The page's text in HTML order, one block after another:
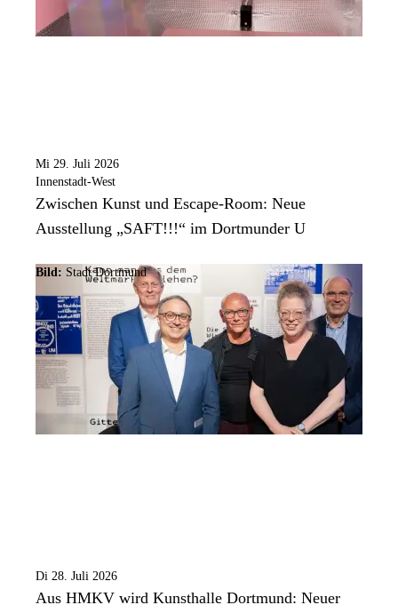
Mi 29. Juli 2026
Innenstadt-West
Zwischen Kunst und Escape-Room: Neue
Ausstellung „SAFT!!!“ im Dortmunder U
Bild: Stadt Dortmund
Di 28. Juli 2026
Aus HMKV wird Kunsthalle Dortmund: Neuer